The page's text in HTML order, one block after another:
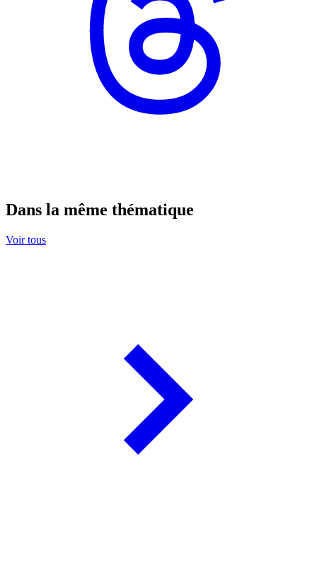
Dans la même thématique
Voir tous